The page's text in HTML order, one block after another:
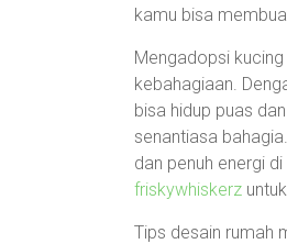
kamu bisa
Mengadopsi
kebahagiaan.
bisa hidup puas
senantiasa
dan penuh energi
friskywhiskerz
Tips desain rumah